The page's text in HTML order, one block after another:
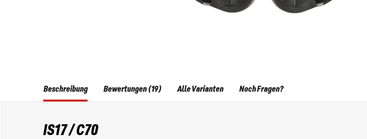
Beschreibung
IS17 / C70
Bewertungen (19) Alle Varianten Noch Fragen?